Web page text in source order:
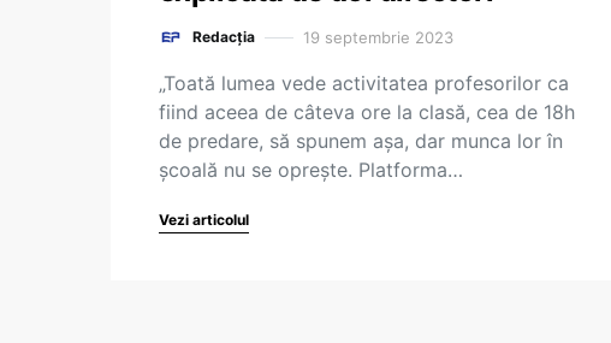
Redacția 19 septembrie 2023
„Toată lumea vede activitatea profesorilor ca
fiind aceea de câteva ore la clasă, cea de 18h
de predare, să spunem așa, dar munca lor în
școală nu se oprește. Platforma…
Vezi articolul